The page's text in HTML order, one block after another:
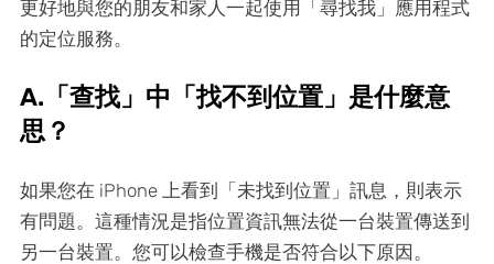
更好地與您的朋友和家人一起使用「尋找我」應用程式
的定位服務。
A.「查找」中「找不到位置」是什麼意
思？
如果您在 iPhone 上看到「未找到位置」訊息，則表示
有問題。這種情況是指位置資訊無法從一台裝置傳送到
另一台裝置。您可以檢查手機是否符合以下原因。